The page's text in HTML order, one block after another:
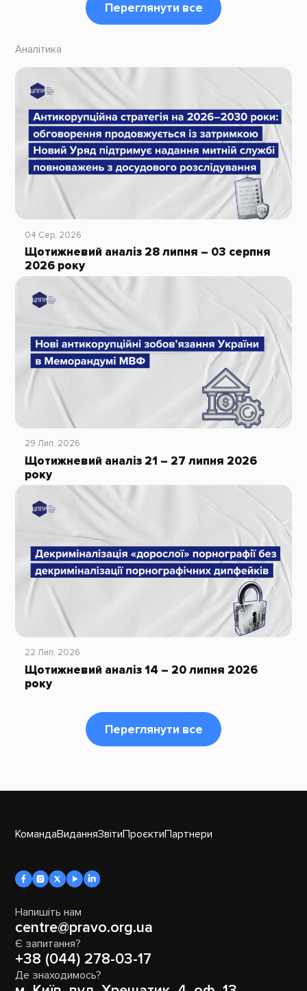
Переглянути все
Аналітика
04 Сер, 2026
Щотижневий аналіз 28 липня – 03 серпня
2026 року
29 Лип, 2026
Щотижневий аналіз 21 – 27 липня 2026
року
22 Лип, 2026
Щотижневий аналіз 14 – 20 липня 2026
року
Переглянути все
КомандаВиданняЗвітиПроєктиПартнери
Напишіть нам
centre@pravo.org.ua
Є запитання?
+38 (044) 278-03-17
Де знаходимось?